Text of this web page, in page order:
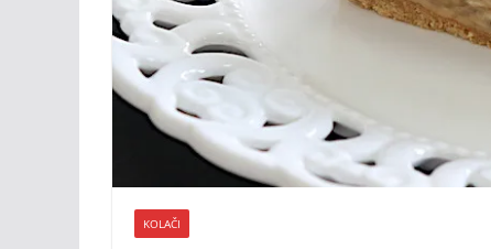
KOLAČI